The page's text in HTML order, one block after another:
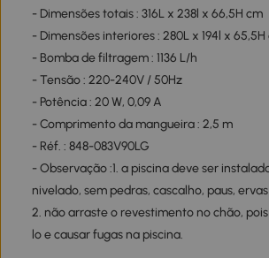
- Dimensões totais : 316L x 238l x 66,5H cm
- Dimensões interiores : 280L x 194l x 65,5H
- Bomba de filtragem : 1136 L/h
- Tensão : 220-240V / 50Hz
- Potência : 20 W, 0,09 A
- Comprimento da mangueira : 2,5 m
- Réf. : 848-083V90LG
- Observação :1. a piscina deve ser
nivelado, sem pedras, cascalho, paus,
2. não arraste o revestimento no chão,
lo e causar fugas na piscina.